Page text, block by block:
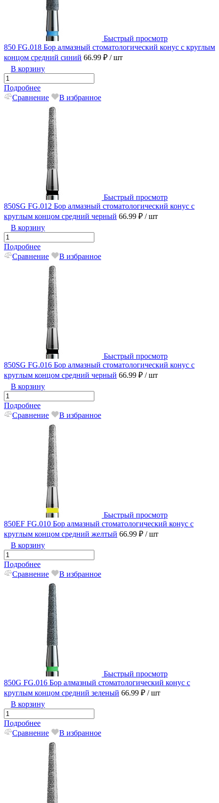
Быстрый просмотр
850 FG.018 Бор алмазный стоматологический конус с круглым
концом средний синий 66.99 ₽ / шт
В корзину
Подробнее
Сравнение
В избранное
Быстрый просмотр
850SG FG.012 Бор алмазный стоматологический конус с
круглым концом средний черный 66.99 ₽ / шт
В корзину
Подробнее
Сравнение
В избранное
Быстрый просмотр
850SG FG.016 Бор алмазный стоматологический конус с
круглым концом средний черный 66.99 ₽ / шт
В корзину
Подробнее
Сравнение
В избранное
Быстрый просмотр
850EF FG.010 Бор алмазный стоматологический конус с
круглым концом средний желтый 66.99 ₽ / шт
В корзину
Подробнее
Сравнение
В избранное
Быстрый просмотр
850G FG.016 Бор алмазный стоматологический конус с
круглым концом средний зеленый 66.99 ₽ / шт
В корзину
Подробнее
Сравнение
В избранное